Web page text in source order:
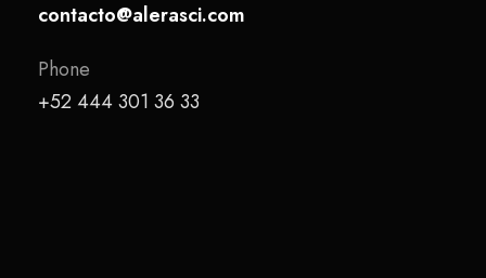
contacto@alerasci.com
Phone
+52 444 301 36 33